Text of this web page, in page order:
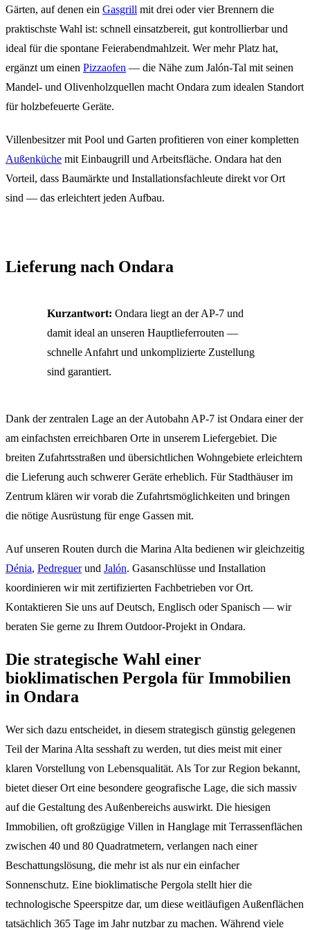
Gärten, auf denen ein Gasgrill mit drei oder vier Brennern die
praktischste Wahl ist: schnell einsatzbereit, gut kontrollierbar und
ideal für die spontane Feierabendmahlzeit. Wer mehr Platz hat,
ergänzt um einen Pizzaofen — die Nähe zum Jalón-Tal mit seinen
Mandel- und Olivenholzquellen macht Ondara zum idealen Standort
für holzbefeuerte Geräte.
Villenbesitzer mit Pool und Garten profitieren von einer kompletten
Außenküche mit Einbaugrill und Arbeitsfläche. Ondara hat den
Vorteil, dass Baumärkte und Installationsfachleute direkt vor Ort
sind — das erleichtert jeden Aufbau.
Lieferung nach Ondara
Kurzantwort: Ondara liegt an der AP-7 und
damit ideal an unseren Hauptlieferrouten —
schnelle Anfahrt und unkomplizierte Zustellung
sind garantiert.
Dank der zentralen Lage an der Autobahn AP-7 ist Ondara einer der
am einfachsten erreichbaren Orte in unserem Liefergebiet. Die
breiten Zufahrtsstraßen und übersichtlichen Wohngebiete erleichtern
die Lieferung auch schwerer Geräte erheblich. Für Stadthäuser im
Zentrum klären wir vorab die Zufahrtsmöglichkeiten und bringen
die nötige Ausrüstung für enge Gassen mit.
Auf unseren Routen durch die Marina Alta bedienen wir gleichzeitig
Dénia, Pedreguerund Jalón. Gasanschlüsse und Installation
koordinieren wir mit zertifizierten Fachbetrieben vor Ort.
Kontaktieren Sie uns auf Deutsch, Englisch oder Spanisch — wir
beraten Sie gerne zu Ihrem Outdoor-Projekt in Ondara.
Die strategische Wahl einer
bioklimatischen Pergola für Immobilien
in Ondara
Wer sich dazu entscheidet, in diesem strategisch günstig gelegenen
Teil der Marina Alta sesshaft zu werden, tut dies meist mit einer
klaren Vorstellung von Lebensqualität. Als Tor zur Region bekannt,
bietet dieser Ort eine besondere geografische Lage, die sich massiv
auf die Gestaltung des Außenbereichs auswirkt. Die hiesigen
Immobilien, oft großzügige Villen in Hanglage mit Terrassenflächen
zwischen 40 und 80 Quadratmetern, verlangen nach einer
Beschattungslösung, die mehr ist als nur ein einfacher
Sonnenschutz. Eine bioklimatische Pergola stellt hier die
technologische Speerspitze dar, um diese weitläufigen Außenflächen
tatsächlich 365 Tage im Jahr nutzbar zu machen. Während viele